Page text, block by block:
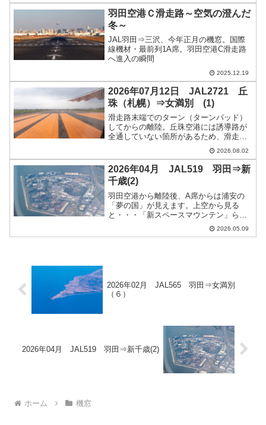
羽田空港Ｃ滑走路～空気の澄んだ
冬～
JAL羽田⇒三沢、今年正月の機窓。国際
線機材・最前列1A席。羽田空港C滑走路
へ進入の瞬間
2025.12.19
2026年07月12日 JAL2721 丘
珠（札幌）⇒女満別 (1)
滑走路末端でのターン（ターンパッド）
してからの離陸。丘珠空港には誘導路が
全通していない箇所があるため、滑走路
端まで走行してから180度旋回（ターン）
して離陸位置につきます。そのターンの
瞬間を撮影
2026.08.02
2026年04月 JAL519 羽田⇒新
千歳(2)
羽田空港から離陸後、A席からは浦安の
「夢の国」が見えます。上空から見る
と・・・「新スペースマウンテン」らし
2026.05.09
2026年02月 JAL565 羽田⇒女満別
（６）
2026年04月 JAL519 羽田⇒新千歳(2)
ホーム 機窓